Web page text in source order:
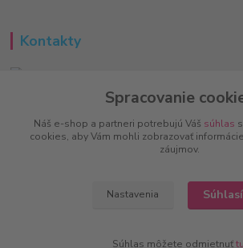
Kontakty
+421 951 733 848
(Po-Pia, 8-16 hod.)
Spracovanie
Náš e-shop a partneri potrebujú Váš súhlas
cookies, aby Vám mohli zobrazovať
záujmov.
Nastavenia
Súhlas môžete odmietnuťtu